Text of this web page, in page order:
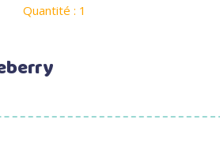
Quantité : 1